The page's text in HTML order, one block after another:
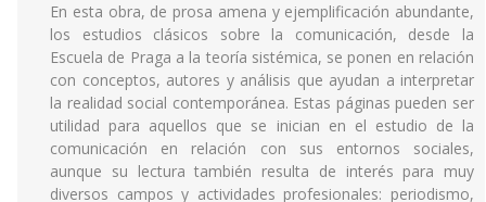
En esta obra, de prosa amena y ejemplificación abundante,
los estudios clásicos sobre la comunicación, desde la
Escuela de Praga a la teoría sistémica, se ponen en relación
con conceptos, autores y análisis que ayudan a interpretar
la realidad social contemporánea. Estas páginas pueden ser
utilidad para aquellos que se inician en el estudio de la
comunicación en relación con sus entornos sociales,
aunque su lectura también resulta de interés para muy
diversos campos y actividades profesionales: periodismo,